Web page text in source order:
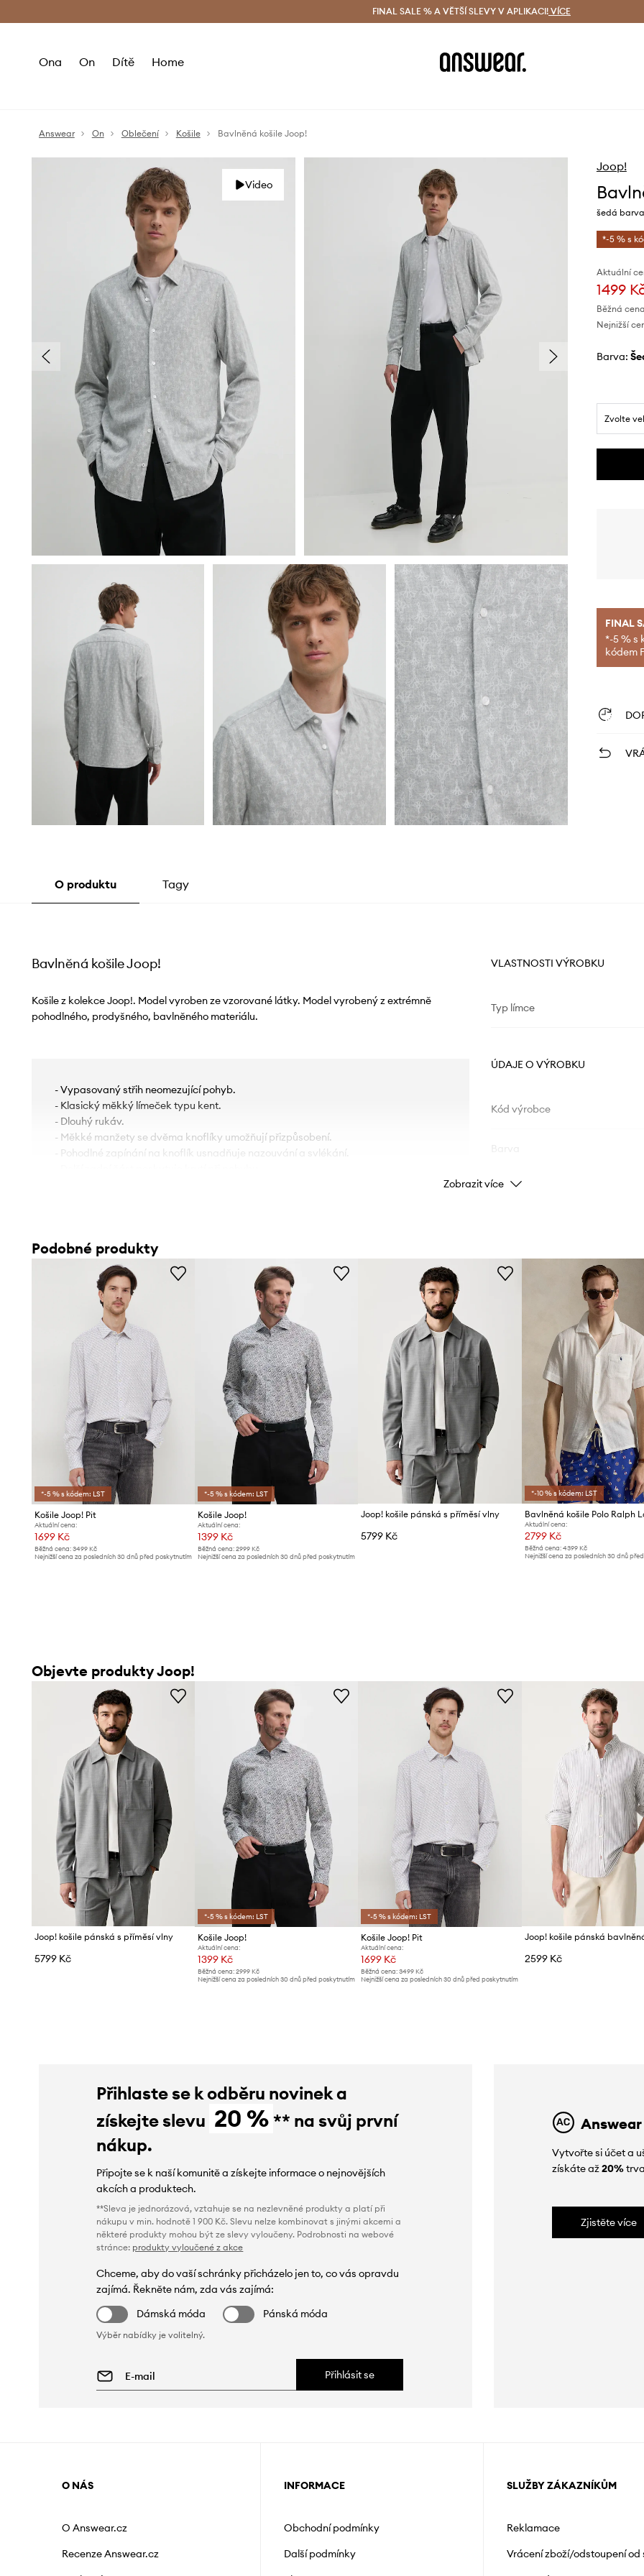
Doručení a vrácení zdarma (od 1800 Kč) Doručení i do 24 h
FINAL SALE % A VĚTŠÍ SLEVY V APLIKACI! VÍCE
Ona On Dítě Home
Answear On Oblečení Košile Bavlněná košile Joop!
Video
Joop!
šedá
*-5 % s
Aktuální
1499
Běžná
Nejnižší
Barva:
Zvolte
FINAL
*-5 % s
kódem
O produktu Tagy
Bavlněná košile Joop!
Košile z kolekce Joop!. Model vyroben ze vzorované látky. Model vyrobený z extrémně
pohodlného, ​​prodyšného, ​​bavlněného materiálu.
- Vypasovaný střih neomezující pohyb.
- Klasický měkký límeček typu kent.
- Dlouhý rukáv.
- Měkké manžety se dvěma knoflíky umožňují přizpůsobení.
- Pohodlné zapínání na knoflík usnadňuje nazouvání a svlékání.
- Zadní délka: 80 cm.
- Šířka v podpaží: 55 cm.
- Šířka v ramenou: 45 cm.
- Rozměry pro velikost: 41.
VLASTNOSTI VÝROBKU
Typ límce
ÚDAJE O VÝROBKU
Kód výrobce
Značka
ID produktu
Zobrazit více
Podobné produkty
*-5 % s kódem: LST
Košile Joop! Pit
Aktuální cena:
1699 Kč
Běžná cena: 3499 Kč
Nejnižší cena za posledních 30 dnů před poskytnutím
*-5 % s kódem: LST
Košile Joop!
Aktuální cena:
1399 Kč
Běžná cena:2999 Kč
Nejnižší cena za posledních 30 dnů před poskytnutím
Joop! košile pánská s příměsí vlny
5799 Kč
*-10 % s kódem: LST
Bavlněná košile Polo Ralph
Aktuální cena:
2799 Kč
Běžná cena: 4399 Kč
Nejnižší cena za posledních 30 dnů
Objevte produkty Joop!
Joop! košile pánská s příměsí vlny
5799 Kč
*-5 % s kódem: LST
Košile Joop!
Aktuální cena:
1399 Kč
Běžná cena:2999 Kč
Nejnižší cena za posledních 30 dnů před poskytnutím
*-5 % s kódem: LST
Košile Joop! Pit
Aktuální cena:
1699 Kč
Běžná cena: 3499 Kč
Nejnižší cena za posledních 30 dnů před poskytnutím
Joop! košile pánská
2599 Kč
Přihlaste se k odběru novinek a
získejte slevu 20 % ** na svůj první
nákup.
Připojte se k naší komunitě a získejte informace o nejnovějších
akcích a produktech.
**Sleva je jednorázová, vztahuje se na nezlevněné produkty a platí při
nákupu v min. hodnotě 1 900 Kč. Slevu nelze kombinovat s jinými akcemi a
některé produkty mohou být ze slevy vyloučeny. Podrobnosti na webové
stránce: produkty vyloučené z akce
Chceme, aby do vaší schránky přicházelo jen to, co vás opravdu
zajímá. Řekněte nám, zda vás zajímá:
Dámská móda
Pánská móda
Výběr nabídky je volitelný.
Přihlásit se
Vytvořte si účet a
získáte až20%
Zjistěte více
O NÁS
O Answear.cz
Recenze Answear.cz
INFORMACE
Obchodní podmínky
Další podmínky
SLUŽBY ZÁKAZNÍKŮM
Reklamace
Vrácení zboží/odstoupení od